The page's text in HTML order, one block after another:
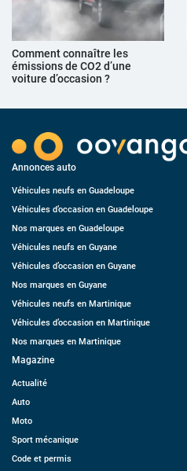
Comment connaître les
émissions de CO2 d’une
voiture d’occasion ?
Annonces auto
Véhicules neufs en Guadeloupe
Véhicules d’occasion en Guadeloupe
Nos marques en Guadeloupe
Véhicules neufs en Guyane
Véhicules d’occasion en Guyane
Nos marques en Guyane
Véhicules neufs en Martinique
Véhicules d’occasion en Martinique
Nos marques en Martinique
Magazine
Actualité
Auto
Moto
Sport mécanique
Code et permis